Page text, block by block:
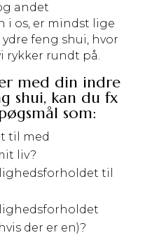
andet
i os, er mindst lige
feng shui, hvor
rykker rundt på.
med din indre
shui, kan du fx
som:
til med
liv?
til
der er en)?